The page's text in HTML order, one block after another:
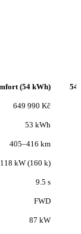
(54 kWh) 54
649 990 Kč
53 kWh
405–416 km
118 kW (160 k)
9.5 s
FWD
87 kW